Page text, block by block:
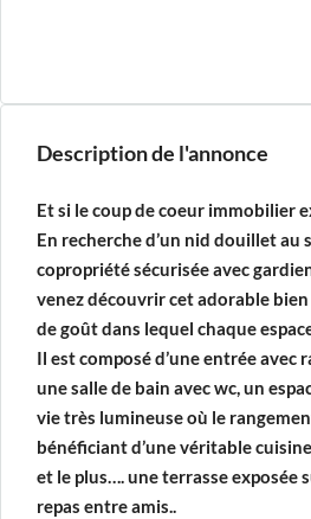
Description de l'annonce
Et si le coup de coeur immobilier
En recherche d’un nid douillet au
copropriété sécurisée avec
venez découvrir cet adorable
de goût dans lequel chaque
Il est composé d’une entrée avec
une salle de bain avec wc, un
vie très lumineuse où le
bénéficiant d’une véritable
et le plus…. une terrasse exposée
repas entre amis..